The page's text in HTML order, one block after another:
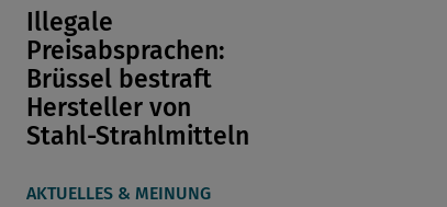
Illegale
Preisabsprachen:
Brüssel bestraft
Hersteller von
Stahl-Strahlmitteln
AKTUELLES & MEINUNG